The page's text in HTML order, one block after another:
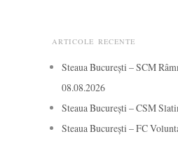
ARTICOLE RECENTE
Steaua București – SCM
08.08.2026
Steaua București – CSM
Steaua București – FC